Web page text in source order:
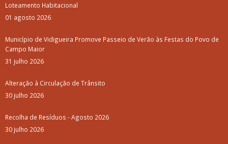
Loteamento Habitacional
01 agosto 2026
Município de Vidigueira Promove Passeio de Verão às Festas do Povo de
Campo Maior
31 julho 2026
Alteração à Circulação de Trânsito
30 julho 2026
Recolha de Resíduos - Agosto 2026
30 julho 2026